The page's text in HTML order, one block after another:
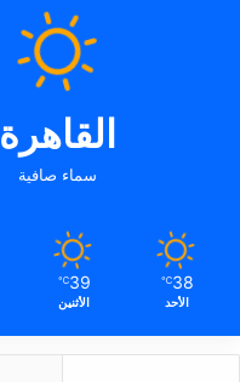
القاهرة
سماء صافية
38
℃
الأحد
39
℃
الأثنين